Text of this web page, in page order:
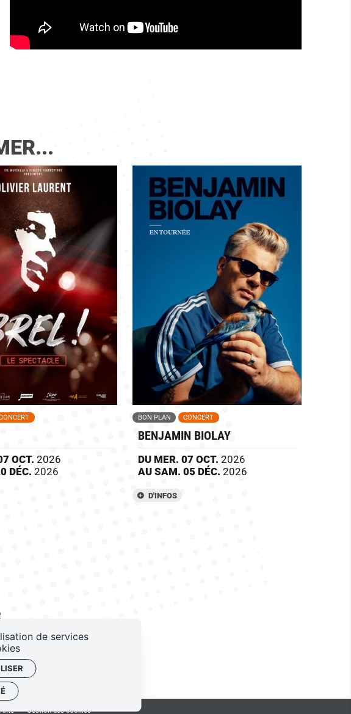
OCT. 2026
DÉC. 2026
BON PLAN CONCERT
BENJAMIN BIOLAY
DU MER. 07 OCT. 2026
AU SAM. 05 DÉC. 2026
D'INFOS
- 37100 TOURS
:
D'ACCRÉDITATION
site Gestion des cookies
de services